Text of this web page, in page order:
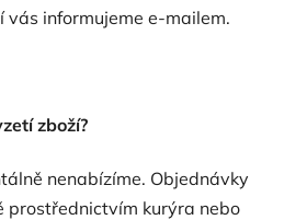
vás informujeme e-mailem.
zboží?
nenabízíme. Objednávky
prostřednictvím kurýra nebo